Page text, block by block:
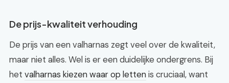
De prijs-kwaliteit verhouding
De prijs van een valharnas zegt veel over de kwaliteit,
maar niet alles. Wel is er een duidelijke ondergrens. Bij
het valharnas kiezen waar op lettenis cruciaal, want